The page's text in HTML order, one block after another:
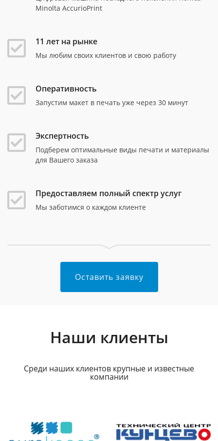
Minolta AccurioPrint
11 лет на рынке
Мы любим своих клиентов и свою работу
Оперативность
Запустим макет в печать уже через 30 минут
Экспертность
Подберем оптимальные виды печати и материалы
для Вашего заказа
Предоставляем полный спектр услуг
Мы заботимся о каждом клиенте
Оставить заявку
Наши клиенты
Среди наших клиентов крупные и известные
компании